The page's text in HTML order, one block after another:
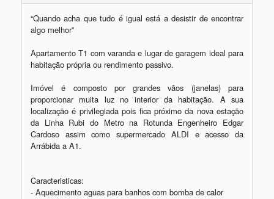
“Quando acha que tudo é igual está a desistir de encontrar
algo melhor”
Apartamento T1 com varanda e lugar de garagem ideal para
habitação própria ou rendimento passivo.
Imóvel é composto por grandes vãos (janelas) para
proporcionar muita luz no interior da habitação. A sua
localização é privilegiada pois fica próximo da nova estação
da Linha Rubi do Metro na Rotunda Engenheiro Edgar
Cardoso assim como supermercado ALDI e acesso da
Arrábida a A1.
Caracteristicas:
- Aquecimento aguas para banhos com bomba de calor